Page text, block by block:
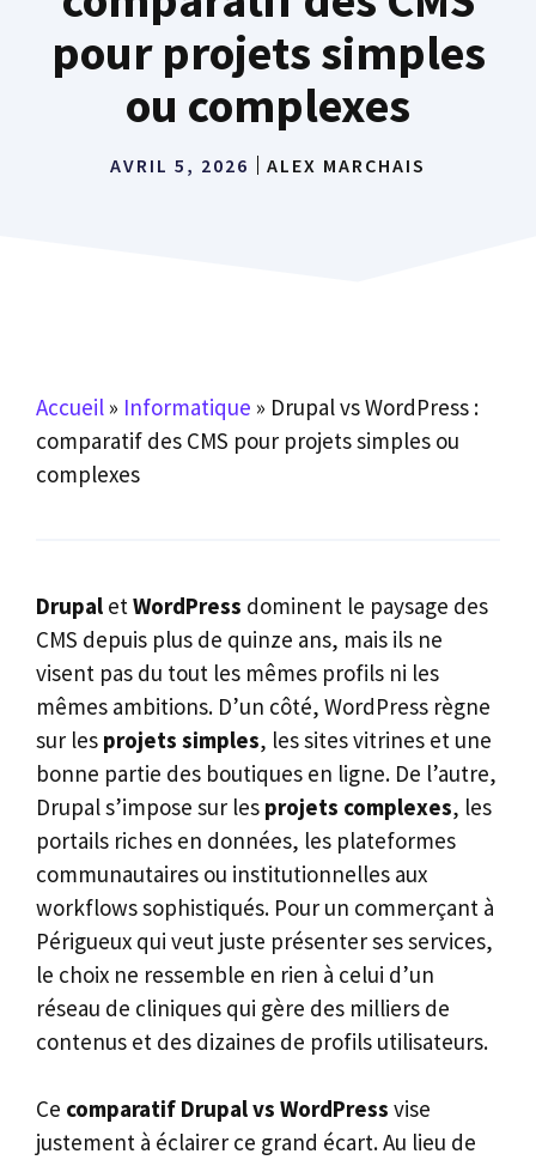
pour projets simples
ou complexes
AVRIL 5, 2026 ALEX MARCHAIS
Accueil » Informatique » Drupal vs WordPress :
comparatif des CMS pour projets simples ou
complexes
Drupal et WordPress dominent le paysage des
CMS depuis plus de quinze ans, mais ils ne
visent pas du tout les mêmes profils ni les
mêmes ambitions. D’un côté, WordPress règne
sur les projets simples, les sites vitrines et une
bonne partie des boutiques en ligne. De l’autre,
Drupal s’impose sur les projets complexes, les
portails riches en données, les plateformes
communautaires ou institutionnelles aux
workflows sophistiqués. Pour un commerçant à
Périgueux qui veut juste présenter ses services,
le choix ne ressemble en rien à celui d’un
réseau de cliniques qui gère des milliers de
contenus et des dizaines de profils utilisateurs.
Ce comparatif Drupal vs WordPress vise
justement à éclairer ce grand écart. Au lieu de